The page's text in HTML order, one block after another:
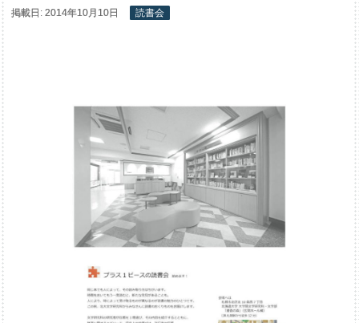
掲載日: 2014年10月10日 読書会